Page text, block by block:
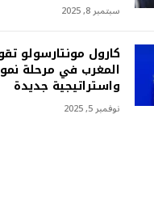
سبتمبر 8, 2025
المغرب في مرحلة نمو
واستراتيجية جديدة
نوفمبر 5, 2025